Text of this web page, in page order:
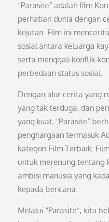
“Parasite” adalah film
perhatian dunia dengan
kejutan. Film ini
sosial antara keluarga
serta menggali konflik-
perbedaan status sosial.
Dengan alur cerita yang
yang tak terduga, dan
yang kuat, “Parasite”
penghargaan termasuk
kategori Film Terbaik.
untuk merenung tentang
ambisi manusia yang
kepada bencana.
Melalui “Parasite”, kita